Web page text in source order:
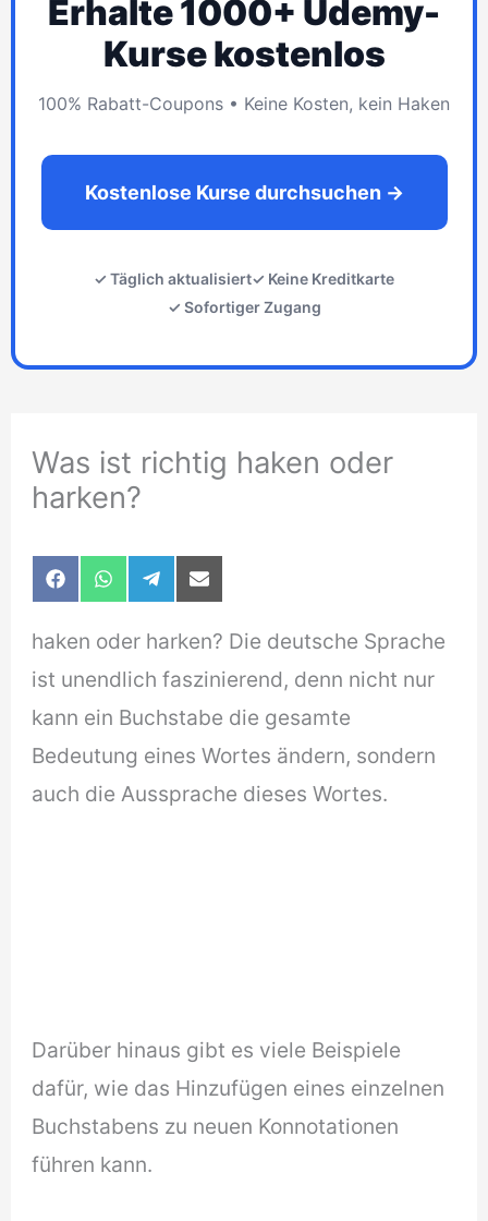
Erhalte 1000+ Udemy-
Kurse kostenlos
100% Rabatt-Coupons • Keine Kosten, kein Haken
Kostenlose Kurse durchsuchen →
✓ Täglich aktualisiert✓ Keine Kreditkarte
✓ Sofortiger Zugang
Was ist richtig haken oder
harken?
Share
on
F
a
e
b
o
o
k
Share
on
W
h
a
t
s
A
p
p
Share
on
e
e
g
r
a
m
Share
on
E
-
m
a
i
l
haken oder harken? Die deutsche Sprache
ist unendlich faszinierend, denn nicht nur
kann ein Buchstabe die gesamte
Bedeutung eines Wortes ändern, sondern
auch die Aussprache dieses Wortes.
Darüber hinaus gibt es viele Beispiele
dafür, wie das Hinzufügen eines einzelnen
Buchstabens zu neuen Konnotationen
führen kann.